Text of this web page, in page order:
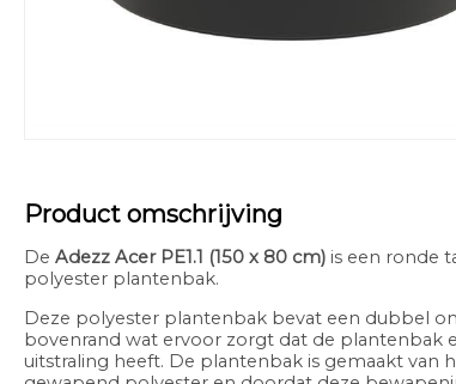
Product omschrijving
De Adezz AcerPE1.1 (150 x 80 cm) is een ronde
polyester plantenbak.
Deze polyester plantenbak bevat een dubbel
bovenrand wat ervoor zorgt dat de plantenbak
uitstraling heeft. De plantenbak is gemaakt van